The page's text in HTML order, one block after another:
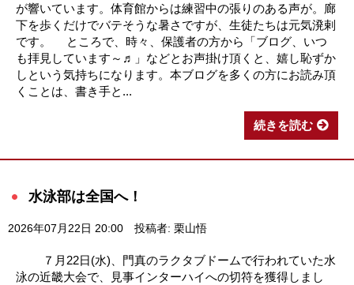
が響いています。体育館からは練習中の張りのある声が。廊
下を歩くだけでバテそうな暑さですが、生徒たちは元気溌剌
です。 ところで、時々、保護者の方から「ブログ、いつ
も拝見しています～♬」などとお声掛け頂くと、嬉し恥ずか
しという気持ちになります。本ブログを多くの方にお読み頂
くことは、書き手と...
続きを読む
水泳部は全国へ！
2026年07月22日 20:00 投稿者: 栗山悟
７月22日(水)、門真のラクタブドームで行われていた水
泳の近畿大会で、見事インターハイへの切符を獲得しまし